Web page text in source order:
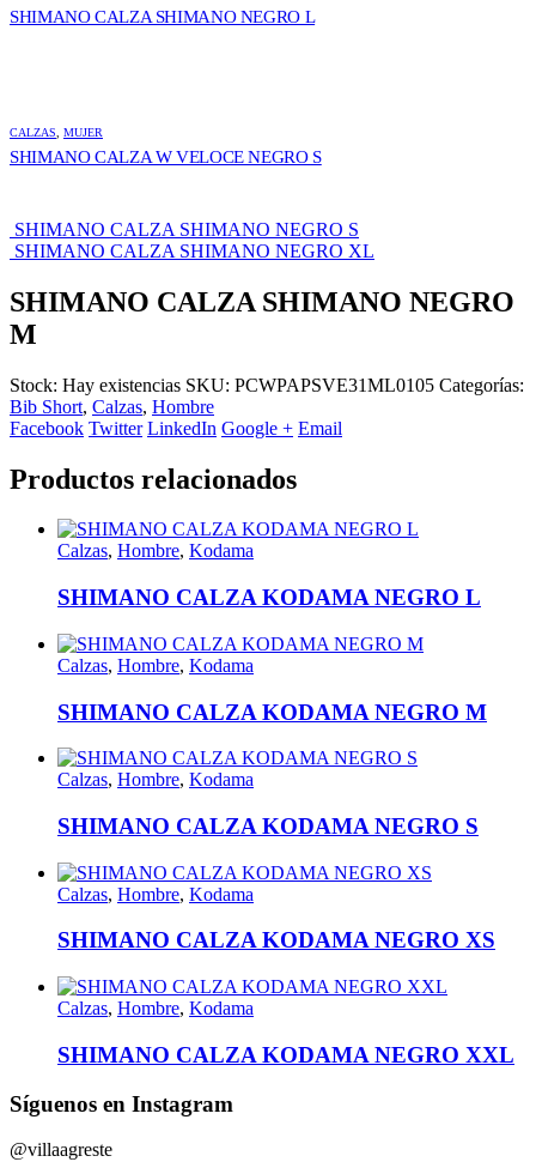
SHIMANO CALZA SHIMANO NEGRO L
CALZAS MUJER
SHIMANO CALZA W VELOCE NEGRO S
SHIMANO CALZA SHIMANO NEGRO S
SHIMANO CALZA SHIMANO NEGRO XL
SHIMANO CALZA SHIMANO NEGRO
M
Stock: Hay existencias SKU: PCWPAPSVE31ML0105 Categorías:
Bib Short, Calzas, Hombre
Facebook Twitter LinkedIn Google + Email
Productos relacionados
Calzas, Hombre, Kodama
SHIMANO CALZA KODAMA NEGRO L
Calzas, Hombre, Kodama
SHIMANO CALZA KODAMA NEGRO M
Calzas, Hombre, Kodama
SHIMANO CALZA KODAMA NEGRO S
Calzas, Hombre, Kodama
SHIMANO CALZA KODAMA NEGRO XS
Calzas, Hombre, Kodama
SHIMANO CALZA KODAMA NEGRO XXL
Síguenos en Instagram
@villaagreste